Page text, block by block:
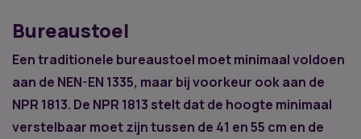
Bureaustoel
Een traditionele bureaustoel moet minimaal voldoen
aan de NEN-EN 1335, maar bij voorkeur ook aan de
NPR 1813. De NPR 1813 stelt dat de hoogte minimaal
verstelbaar moet zijn tussen de 41 en 55 cm en de